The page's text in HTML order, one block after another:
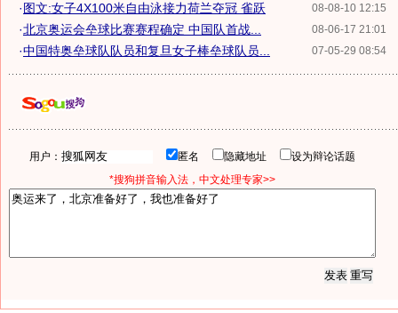
08-08-10 12:15
·图文:女子4X100米自由泳接力荷兰夺冠 雀跃
08-06-17 21:01
·北京奥运会垒球比赛赛程确定 中国队首战...
07-05-29 08:54
·中国特奥垒球队队员和复旦女子棒垒球队员...
用户： 匿名 隐藏地址
设为辩论话题
*搜狗拼音输入法，中文处理专家>>